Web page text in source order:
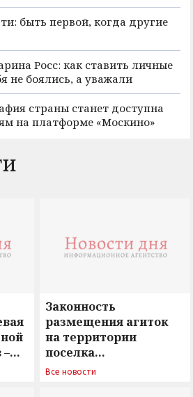
быть первой, когда другие
Росс: как ставить личные
не боялись, а уважали
страны станет доступна
на платформе «Москино»
–
Законность
размещения агиток
на территории
поселка
Новосергиевка
Все новости